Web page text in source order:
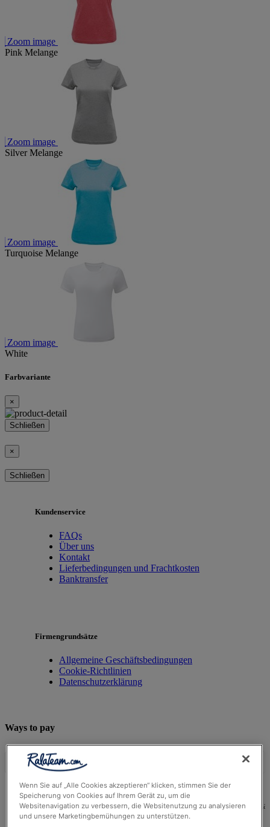
Zoom image
Pink Melange
Zoom image
Silver Melange
Zoom image
Turquoise Melange
Zoom image
White
Farbvariante
×
Schließen
×
Schließen
Kundenservice
FAQs
Über uns
Kontakt
Lieferbedingungen und Frachtkosten
Banktransfer
Firmengrundsätze
Allgemeine Geschäftsbedingungen
Cookie-Richtlinien
Datenschutzerklärung
Ways to pay
© Ralateam2026| Ralateam B.V., Registered in the
Reg Number 862510673
Wenn Sie auf „Alle Cookies akzeptieren“ klicken, stimmen Sie der
Speicherung von Cookies auf Ihrem Gerät zu, um die
Websitenavigation zu verbessern, die Websitenutzung zu analysieren
und unsere Marketingbemühungen zu unterstützen.